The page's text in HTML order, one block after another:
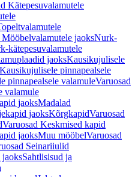
Kätepesuvalamutele
Mööbelvalamutele jaoksNurk-
kätepesuvalamutele
jaoksKausikujulisele
pinnapealsele
pinnapealsele valamuleVaruosad
valamule
jaoksMadalad
jaoksKõrgkapidVaruosad
Varuosad Keskmised kapid
jaoksMuu mööbelVaruosad
Seinariiulid
jaoksSahtlisisud ja